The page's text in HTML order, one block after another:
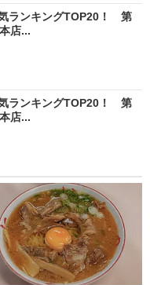
気ランキングTOP20！ 第
店...
気ランキングTOP20！ 第
店...